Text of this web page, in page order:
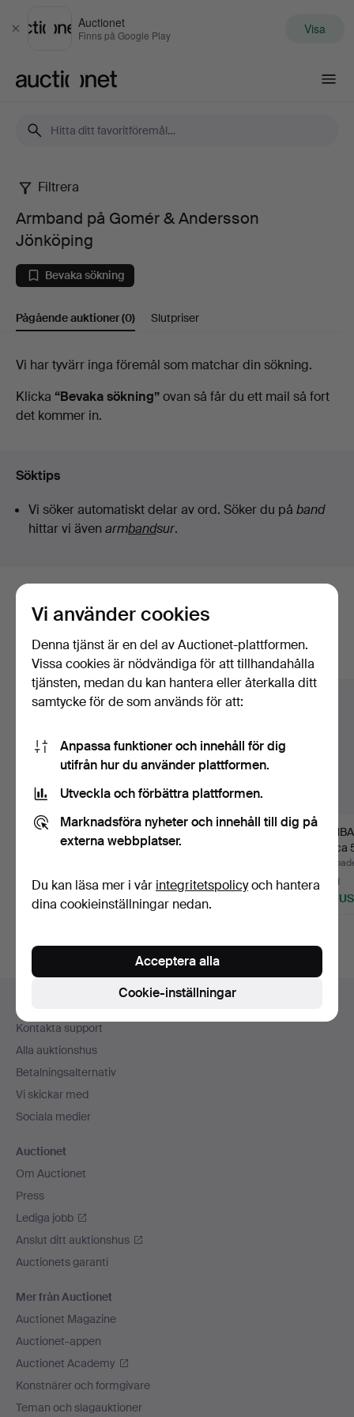
Stäng
Auctionet
Finns på Google Play Visa
Armband
på
Gomér
Jönköping
Filtrera
Armband på Gomér & Andersson
Jönköping
Bevaka sökning
Pågående auktioner(0) Slutpriser
Pågående
auktioner
Vi har tyvärr inga föremål som matchar din sökning.
Klicka “Bevaka sökning”ovan så får du ett mail så fort
det kommer in.
Söktips
Vi söker automatiskt delar av ord. Söker du på band
hittar vi även armbandsur.
Här är föremål från vårt arkiv som
matchar din sökning
Visa alla föremål
ARMLÄNK. 18 k, vikt ca
9 bud
602 USD
vikt ca 6,49 g.
7 bud
581 USD
vikt ca
5 bud
465
Sidfotsnavigation
Kontakta support
Alla auktionshus
Betalningsalternativ
Vi skickar med
Sociala medier
Auctionet
Om Auctionet
Press
Lediga jobb
Anslut ditt auktionshus
Auctionets garanti
Mer från Auctionet
Auctionet Magazine
Auctionet-appen
Auctionet Academy
Konstnärer och formgivare
Teman och slagauktioner
Vi använder cookies
Denna tjänst är en del av Auctionet-plattformen.
Vissa cookies är nödvändiga för att tillhandahålla
tjänsten, medan du kan hantera eller återkalla ditt
samtycke för de som används för att:
Anpassa funktioner och innehåll för dig
utifrån hur du använder plattformen.
Utveckla och förbättra plattformen.
Marknadsföra nyheter och innehåll till dig på
externa webbplatser.
Du kan läsa mer i vår integritetspolicyoch hantera
dina cookieinställningar nedan.
Cookie-inställningar
Acceptera alla